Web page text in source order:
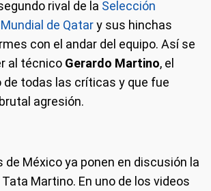
rival de la Selección
de Qatary sus hinchas
con el andar del equipo. Así se
al técnico Gerardo Martino, el
de todas las críticas y que fue
agresión.
de México ya ponen en discusión la
Martino. En uno de los videos